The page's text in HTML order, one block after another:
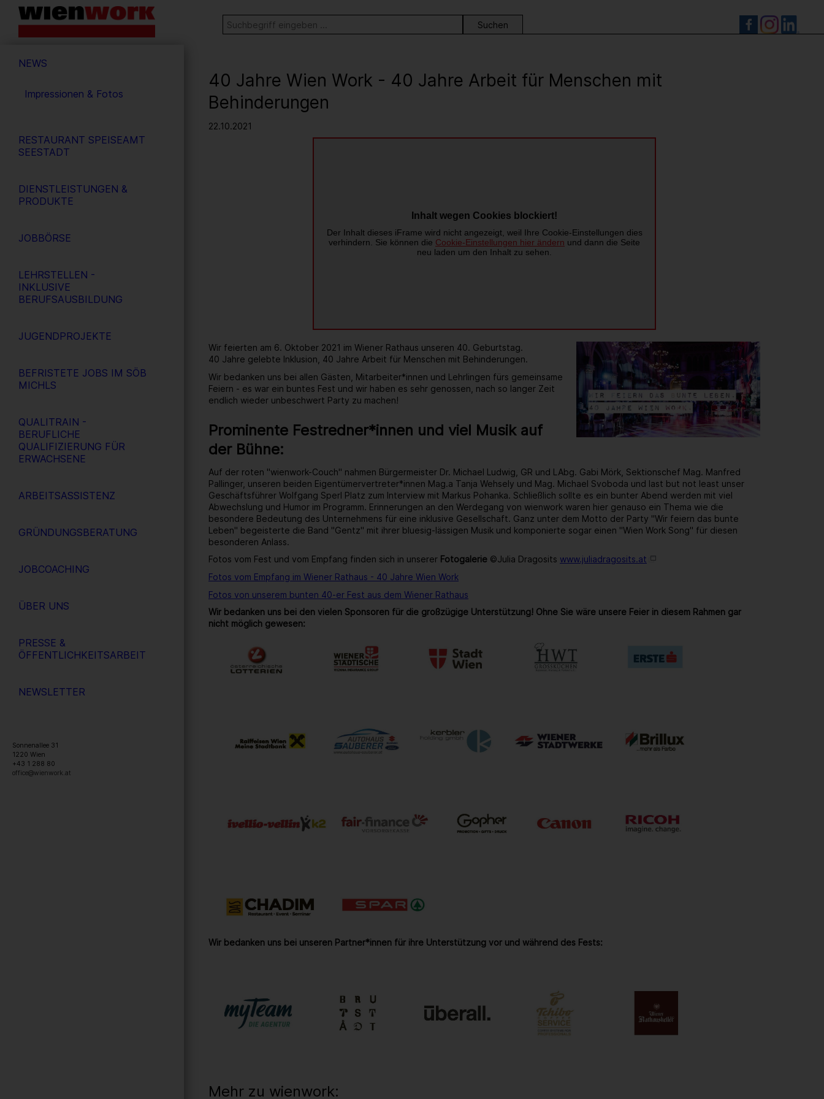
Barrierefreie
Bedienung
Webseite
Stichwortsuche
SUCHE
NEWS
Impressionen & Fotos
RESTAURANT SPEISEAMT
SEESTADT
DIENSTLEISTUNGEN &
PRODUKTE
JOBBÖRSE
LEHRSTELLEN -
INKLUSIVE
BERUFSAUSBILDUNG
JUGENDPROJEKTE
BEFRISTETE JOBS IM SÖB
MICHLS
QUALITRAIN -
BERUFLICHE
QUALIFIZIERUNG FÜR
ERWACHSENE
ARBEITSASSISTENZ
GRÜNDUNGSBERATUNG
JOBCOACHING
ÜBER UNS
PRESSE &
ÖFFENTLICHKEITSARBEIT
NEWSLETTER
Sonnenallee 31
1220 Wien
+43 1 288 80
office@wienwork.at
40 Jahre Wien Work - 40 Jahre Arbeit für Menschen mit
Behinderungen
22.10.2021
Wir feierten am 6. Oktober 2021 im Wiener Rathaus unseren 40. Geburtstag.
40 Jahre gelebte Inklusion, 40 Jahre Arbeit für Menschen mit Behinderungen.
Wir bedanken uns bei allen Gästen, Mitarbeiter*innen und Lehrlingen fürs gemeinsame
Feiern - es war ein buntes Fest und wir haben es sehr genossen, nach so langer Zeit
endlich wieder unbeschwert Party zu machen!
Prominente Festredner*innen und viel Musik auf
der Bühne:
Auf der roten "wienwork-Couch" nahmen Bürgermeister Dr. Michael Ludwig, GR und LAbg. Gabi Mörk, Sektionschef Mag. Manfred
Pallinger, unseren beiden Eigentümervertreter*innen Mag.a Tanja Wehsely und Mag. Michael Svoboda und last but not least unser
Geschäftsführer Wolfgang Sperl Platz zum Interview mit Markus Pohanka. Schließlich sollte es ein bunter Abend werden mit viel
Abwechslung und Humor im Programm. Erinnerungen an den Werdegang von wienwork waren hier genauso ein Thema wie die
besondere Bedeutung des Unternehmens für eine inklusive Gesellschaft. Ganz unter dem Motto der Party "Wir feiern das bunte
Leben" begeisterte die Band "Gentz" mit ihrer bluesig-lässigen Musik und komponierte sogar einen "Wien Work Song" für diesen
besonderen Anlass.
Fotos vom Fest und vom Empfang finden sich in unserer Fotogalerie ©Julia Dragosits www.juliadragosits.at
Fotos vom Empfang im Wiener Rathaus - 40 Jahre Wien Work
Fotos von unserem bunten 40-er Fest aus dem Wiener Rathaus
Wir bedanken uns bei den vielen Sponsoren für die großzügige Unterstützung! Ohne Sie wäre unsere Feier in diesem Rahmen gar
nicht möglich gewesen:
Wir bedanken uns bei unseren Partner*innen für ihre Unterstützung vor und während des Fests:
Mehr zu wienwork: